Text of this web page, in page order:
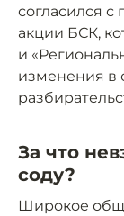
согласился с
акции БСК,
и
изменения в
За что
соду?
Широкое